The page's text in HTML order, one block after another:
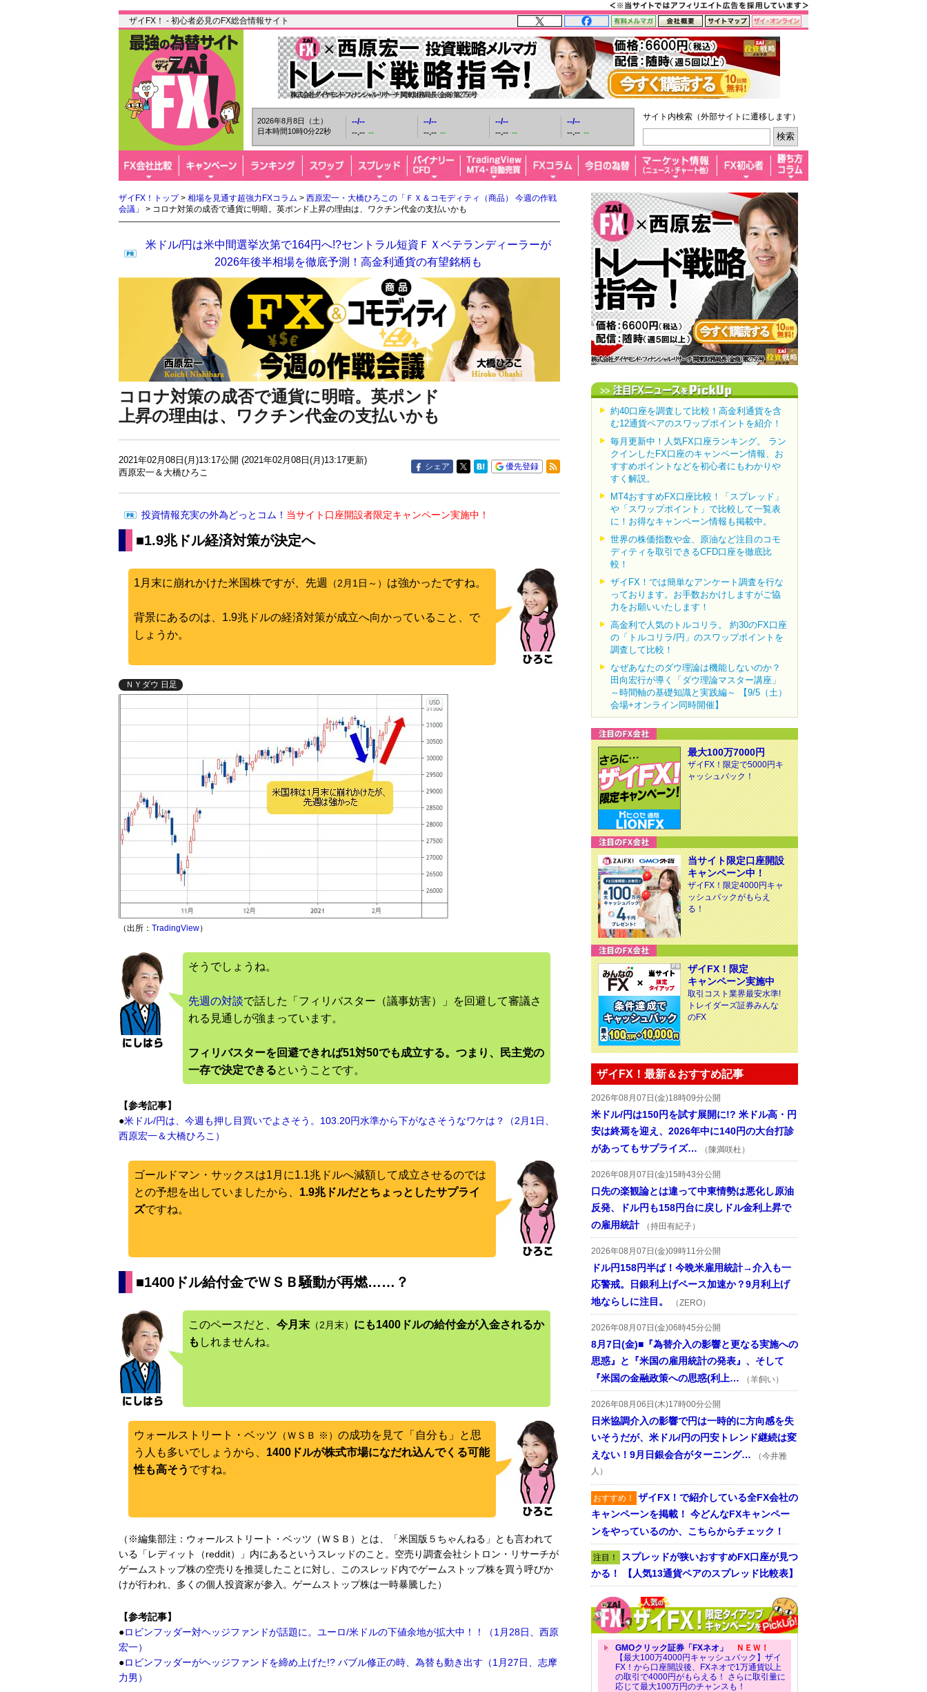
ザイFX！ - 初心者必見のFX総合情報サイト
2026年8月8日（土）
日本時間10時0分23秒
--/--
--.-- --
--/--
--.-- --
--/--
--.-- --
--/--
--.-- --
サイト内検索（外部サイトに遷移します）
ザイFX！トップ> 相場を見通す超強力FXコラム > 西原宏一・大橋ひろこの「ＦＸ＆コモディティ（商品） 今週の作戦
会議」
> コロナ対策の成否で通貨に明暗。英ポンド上昇の理由は、ワクチン代金の支払いかも
米ドル/円は米中間選挙次第で164円へ!?セントラル短資ＦＸベテランディーラーが
2026年後半相場を徹底予測！高金利通貨の有望銘柄も
コロナ対策の成否で通貨に明暗。英ポンド
上昇の理由は、ワクチン代金の支払いかも
2021年02月08日(月)13:17公開 (2021年02月08日(月)13:17更新)
西原宏一＆大橋ひろこ
シェア 優先登録
投資情報充実の外為どっとコム！ 当サイト口座開設者限定キャンペーン実施中！
■1.9兆ドル経済対策が決定へ
1月末に崩れかけた米国株ですが、先週 （2月1日～） は強かったですね。
背景にあるのは、1.9兆ドルの経済対策が成立へ向かっていること、で
しょうか。
ＮＹダウ 日足
（出所： TradingView）
そうでしょうね。
先週の対談で話した「フィリバスター（議事妨害）」を回避して審議さ
れる見通しが強まっています。
フィリバスターを回避できれば51対50でも成立する。つまり、民主党の
一存で決定できるということです。
【参考記事】
●米ドル/円は、今週も押し目買いでよさそう。103.20円水準から下がなさそうなワケは？（2月1日、
西原宏一＆大橋ひろこ）
ゴールドマン・サックスは1月に1.1兆ドルへ減額して成立させるのでは
との予想を出していましたから、 1.9兆ドルだとちょっとしたサプライ
ズですね。
■1400ドル給付金でＷＳＢ騒動が再燃……？
このペースだと、 今月末 （2月末） にも1400ドルの給付金が入金されるか
も しれませんね。
ウォールストリート・ベッツ （ＷＳＢ ※） の成功を見て「自分も」と思
う人も多いでしょうから、 1400ドルが株式市場になだれ込んでくる可能
性も高そう ですね。
（※編集部注：ウォールストリート・ベッツ（ＷＳＢ）とは、「米国版５ちゃんねる」とも言われて
いる「レディット（reddit）」内にあるというスレッドのこと。空売り調査会社シトロン・リサーチが
ゲームストップ株の空売りを推奨したことに対し、このスレッド内でゲームストップ株を買う呼びか
けが行われ、多くの個人投資家が参入。ゲームストップ株は一時暴騰した）
【参考記事】
●ロビンフッダー対ヘッジファンドが話題に。ユーロ/米ドルの下値余地が拡大中！！（1月28日、西原
宏一）
●ロビンフッダーがヘッジファンドを締め上げた!? バブル修正の時、為替も動き出す（1月27日、志摩
力男）
約40口座を調査して比較！高金利通貨を含
む12通貨ペアのスワップポイントを紹介！
毎月更新中！人気FX口座ランキング。 ラン
クインしたFX口座のキャンペーン情報、お
すすめポイントなどを初心者にもわかりや
すく解説。
MT4おすすめFX口座比較！「スプレッド」
や「スワップポイント」で比較して一覧表
に！お得なキャンペーン情報も掲載中。
世界の株価指数や金、原油など注目のコモ
ディティを取引できるCFD口座を徹底比
較！
ザイFX！では簡単なアンケート調査を行な
っております。お手数おかけしますがご協
力をお願いいたします！
高金利で人気のトルコリラ。 約30のFX口座
の「トルコリラ/円」のスワップポイントを
調査して比較！
なぜあなたのダウ理論は機能しないのか？
田向宏行が導く「ダウ理論マスター講座」
～時間軸の基礎知識と実践編～ 【9/5（土）
会場+オンライン同時開催】
最大100万7000円
ザイFX！限定で5000円キ
ャッシュバック！
当サイト限定口座開設
キャンペーン中！
ザイFX！限定4000円キャ
ッシュバックがもらえ
る！
ザイFX！限定
キャンペーン実施中
取引コスト業界最安水準!
トレイダーズ証券みんな
のFX
ザイFX！最新＆おすすめ記事
2026年08月07日(金)18時09分公開
米ドル/円は150円を試す展開に!? 米ドル高・円
安は終焉を迎え、2026年中に140円の大台打診
があってもサプライズ…
（陳満咲杜）
2026年08月07日(金)15時43分公開
口先の楽観論とは違って中東情勢は悪化し原油
反発、ドル円も158円台に戻しドル金利上昇で
の雇用統計
（持田有紀子）
2026年08月07日(金)09時11分公開
ドル円158円半ば！今晩米雇用統計→介入も一
応警戒。日銀利上げペース加速か？9月利上げ
地ならしに注目。
（ZERO）
2026年08月07日(金)06時45分公開
8月7日(金)■『為替介入の影響と更なる実施への
思惑』と『米国の雇用統計の発表』、そして
『米国の金融政策への思惑(利上…
（羊飼い）
2026年08月06日(木)17時00分公開
日米協調介入の影響で円は一時的に方向感を失
いそうだが、米ドル/円の円安トレンド継続は変
えない！9月日銀会合がターニング…
（今井雅
人）
おすすめ！ ザイFX！で紹介している全FX会社の
キャンペーンを掲載！ 今どんなFXキャンペー
ンをやっているのか、こちらからチェック！
注目！ スプレッドが狭いおすすめFX口座が見つ
かる！ 【人気13通貨ペアのスプレッド比較表】
GMOクリック証券「FXネオ」
ＮＥＷ！
【最大100万4000円キャッシュバック】ザイ
FX！から口座開設後、FXネオで1万通貨以上
の取引で4000円がもらえる！ さらに取引量に
応じて最大100万円のチャンスも！